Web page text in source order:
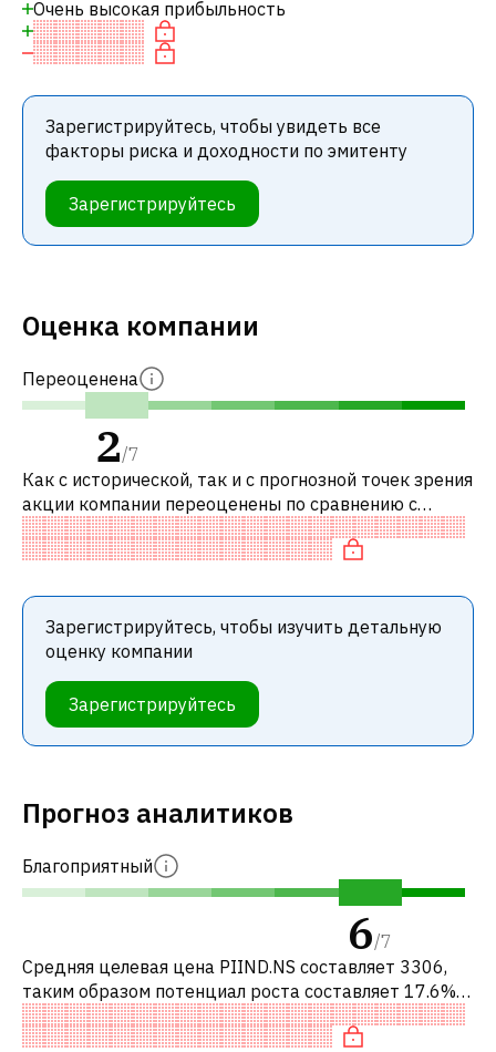
Очень высокая прибыльность
Зарегистрируйтесь, чтобы увидеть все
факторы риска и доходности по эмитенту
Зарегистрируйтесь
Оценка компании
Переоценена
2/7
Как с исторической, так и с прогнозной точек зрения
акции компании переоценены по сравнению с
аналогичными акциями. В частности, акция
компании разумно оценена по P/E и с
Зарегистрируйтесь, чтобы изучить детальную
оценку компании
Зарегистрируйтесь
Прогноз аналитиков
Благоприятный
6/7
Средняя целевая цена PIIND.NS составляет 3306,
таким образом потенциал роста составляет 17.6%.
Обычно это означает рекомендацию «ПОКУПАТЬ»
среди инвестиционных компаний и